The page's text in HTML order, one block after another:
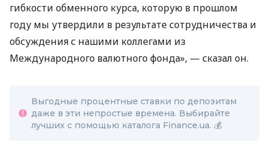
гибкости обменного курса, которую в прошлом
году мы утвердили в результате сотрудничества и
обсуждения с нашими коллегами из
Международного валютного фонда», — сказал он.
Выгодные процентные ставки по депозитам
даже в эти непростые времена. Выбирайте
лучших с помощью каталога Finance.ua. 💰